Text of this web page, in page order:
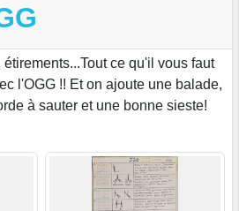
ce qu'il vous faut
l'OGG !! Et on ajoute une balade,
à sauter et une bonne sieste!